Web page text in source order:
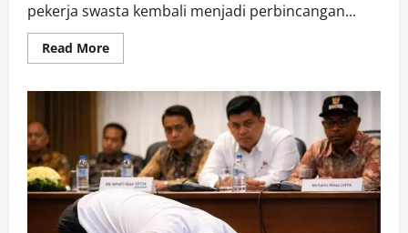
pekerja swasta kembali menjadi perbincangan...
Read MoreRead
more
Pajak,
Swasta
Dipotong?
Penjelasan
Menteri
Keuangan